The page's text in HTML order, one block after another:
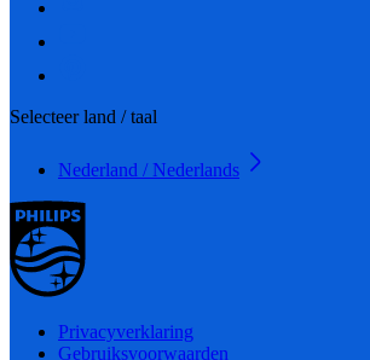
Selecteer land / taal
Nederland / Nederlands
Privacyverklaring
Gebruiksvoorwaarden